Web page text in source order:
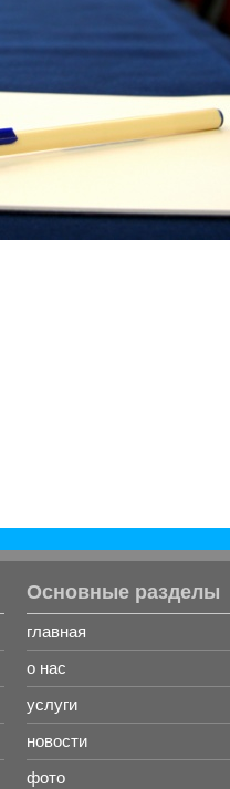
Основные разделы
главная
о нас
услуги
новости
фото